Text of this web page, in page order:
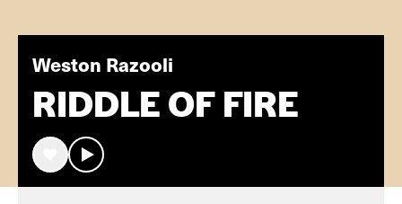
Weston Razooli
RIDDLE OF FIRE